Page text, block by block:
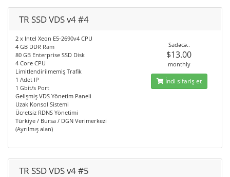
TR SSD VDS v4 #4
2 x Intel Xeon E5-2690v4 CPU
4 GB DDR Ram
80 GB Enterprise SSD Disk
4 Core CPU
Limitlendirilmemiş Trafik
1 Adet IP
1 Gbit/s Port
Gelişmiş VDS Yönetim Paneli
Uzak Konsol Sistemi
Ücretsiz RDNS Yönetimi
Türkiye / Bursa / DGN Verimerkezi
(Ayrılmış alan)
Sadəcə..
$13.00
monthly
İndi sifariş et
TR SSD VDS v4 #5